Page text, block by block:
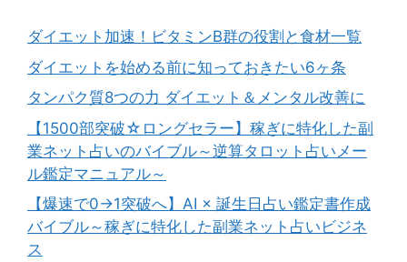
ダイエット加速！ビタミンB群の役割と食材一覧
ダイエットを始める前に知っておきたい6ヶ条
タンパク質8つの力 ダイエット＆メンタル改善に
【1500部突破☆ロングセラー】稼ぎに特化した副
業ネット占いのバイブル～逆算タロット占いメー
ル鑑定マニュアル～
【爆速で0→1突破へ】AI × 誕生日占い鑑定書作成
バイブル～稼ぎに特化した副業ネット占いビジネ
ス